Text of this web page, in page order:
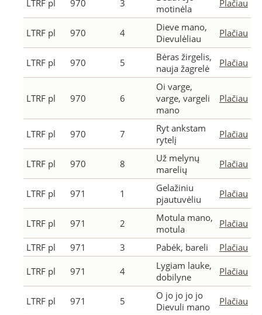
LTRF pl 970 3
motinėla
Plačiau
LTRF pl 970 4
Dieve mano,
Dievulėliau
Plačiau
LTRF pl 970 5
Bėras žirgelis,
nauja žagrelė
Plačiau
LTRF pl 970 6
Oi varge,
varge, vargeli
mano
Plačiau
LTRF pl 970 7
Ryt ankstam
rytelį
Plačiau
LTRF pl 970 8
Už melynų
marelių
Plačiau
LTRF pl 971 1
Gelažiniu
pjautuvėliu
Plačiau
LTRF pl 971 2
Motula mano,
motula
Plačiau
LTRF pl 971 3 Pabėk, bareli Plačiau
LTRF pl 971 4
Lygiam lauke,
dobilyne
Plačiau
LTRF pl 971 5
O jo jo jo jo
Dievuli mano
Plačiau